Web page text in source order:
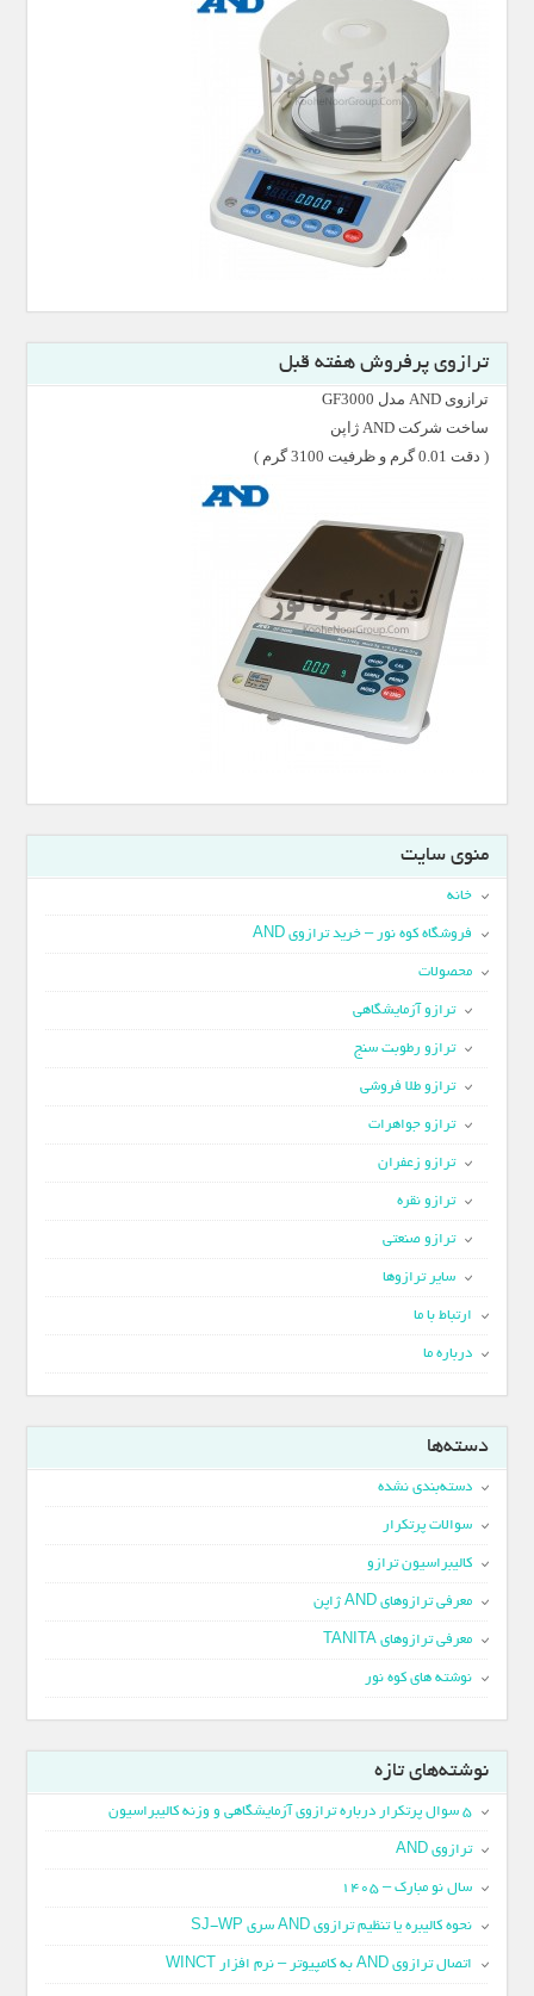
ترازوی پرفروش هفته قبل
ترازوی AND مدل GF3000
ساخت شرکت AND ژاپن
( دقت 0.01 گرم و ظرفیت 3100 گرم )
منوی سایت
خانه
فروشگاه کوه نور – خرید ترازوی AND
محصولات
ترازو آزمایشگاهی
ترازو رطوبت سنج
ترازو طلا فروشی
ترازو جواهرات
ترازو زعفران
ترازو نقره
ترازو صنعتی
سایر ترازوها
ارتباط با ما
درباره ما
دسته‌ها
دسته‌بندی نشده
سوالات پرتکرار
کالیبراسیون ترازو
معرفی ترازوهای AND ژاپن
معرفی ترازوهای TANITA
نوشته های کوه نور
نوشته‌های تازه
5 سوال پرتکرار درباره ترازوی آزمایشگاهی و وزنه کالیبراسیون
ترازوی AND
سال نو مبارک – 1405
نحوه کالیبره یا تنظیم ترازوی AND سری SJ-WP
اتصال ترازوی AND به کامپیوتر – نرم افزار WINCT